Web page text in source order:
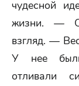
чудесной
жизни. —
взгляд. —
У нее
отливали